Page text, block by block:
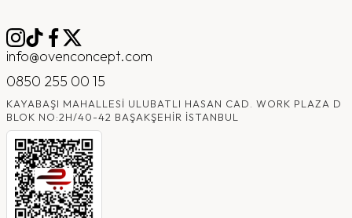
info@ovenconcept.com
0850 255 00 15
KAYABAŞI MAHALLESI ULUBATLI HASAN CAD. WORK PLAZA D
BLOK NO:2H/40-42 BAŞAKŞEHIR İSTANBUL